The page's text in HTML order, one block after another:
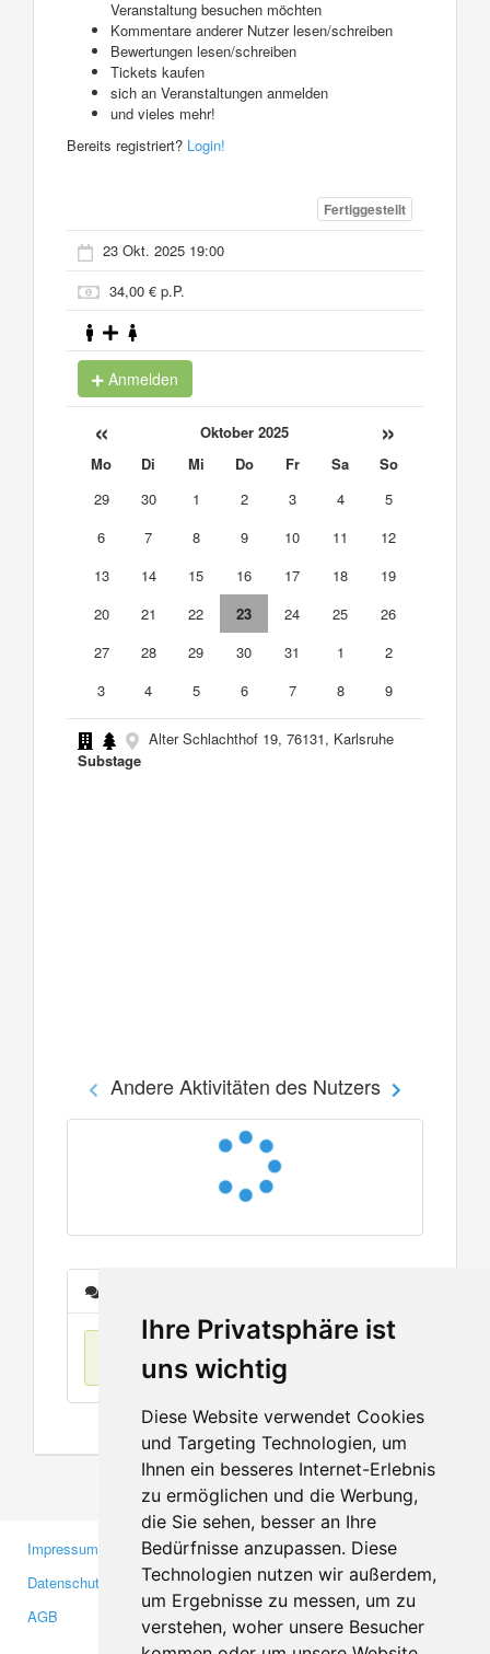
Ihre Privatsphäre ist
uns wichtig
Diese Website verwendet Cookies
und Targeting Technologien, um
Ihnen ein besseres Internet-Erlebnis
zu ermöglichen und die Werbung,
die Sie sehen, besser an Ihre
Bedürfnisse anzupassen. Diese
Technologien nutzen wir außerdem,
um Ergebnisse zu messen, um zu
verstehen, woher unsere Besucher
Veranstaltung besuchen möchten
Kommentare anderer Nutzer lesen/schreiben
Bewertungen lesen/schreiben
Tickets kaufen
sich an Veranstaltungen anmelden
und vieles mehr!
Bereits registriert? Login!
Fertiggestellt
23 Okt. 2025 19:00
34,00 € p.P.
Anmelden
« Oktober 2025 »
Mo Di Mi Do Fr Sa
So
29
30 1 2 3 4
5
6
7 8 9 10 11
12
13
14 15 16 17 18
19
20
21 22 23 24 25
26
27
28 29 30 31 1
2
3
4 5 6 7 8 9
Alter Schlachthof 19, 76131, Karlsruhe
Substage
Andere Aktivitäten des Nutzers
Keine Einträge
Impressum
Datenschutzerklärung
AGB
Gewerbetreibende
Investoren
Medien